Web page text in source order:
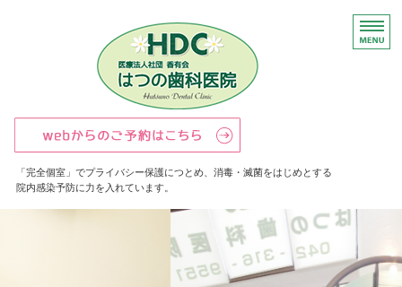
多摩市唐木田の完全
「完全個室」でプライバシー保護につとめ、消毒・滅菌をはじめとする
院内感染予防に力を入れています。